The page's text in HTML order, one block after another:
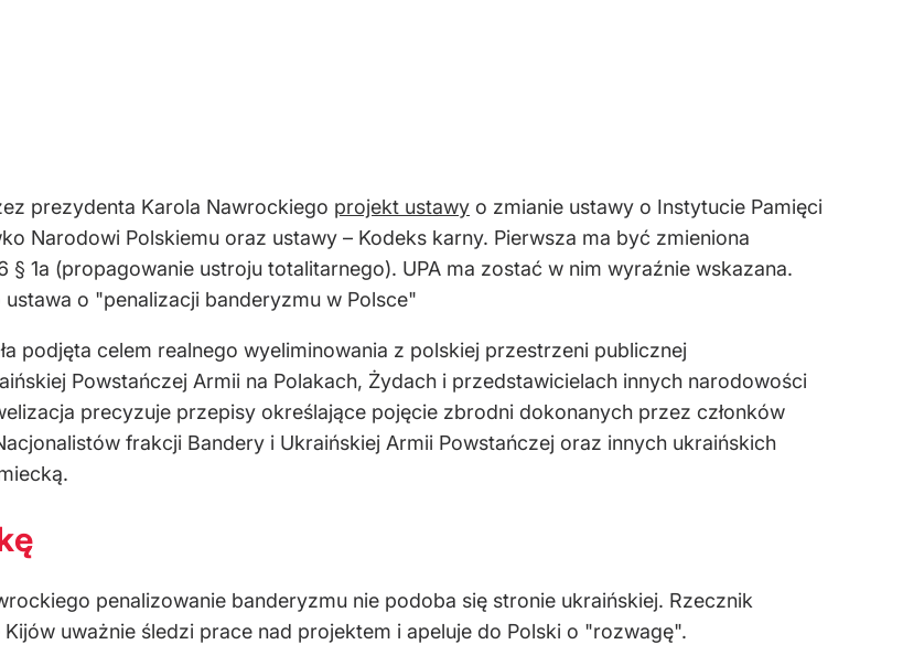
prezydenta Karola Nawrockiego projekt ustawy o zmianie ustawy o Instytucie Pamięci
Narodowi Polskiemu oraz ustawy – Kodeks karny. Pierwsza ma być zmieniona
§ 1a (propagowanie ustroju totalitarnego). UPA ma zostać w nim wyraźnie wskazana.
o "penalizacji banderyzmu w Polsce"
podjęta celem realnego wyeliminowania z polskiej przestrzeni publicznej
Powstańczej Armii na Polakach, Żydach i przedstawicielach innych narodowości
precyzuje przepisy określające pojęcie zbrodni dokonanych przez członków
frakcji Bandery i Ukraińskiej Armii Powstańczej oraz innych ukraińskich
penalizowanie banderyzmu nie podoba się stronie ukraińskiej. Rzecznik
uważnie śledzi prace nad projektem i apeluje do Polski o "rozwagę".